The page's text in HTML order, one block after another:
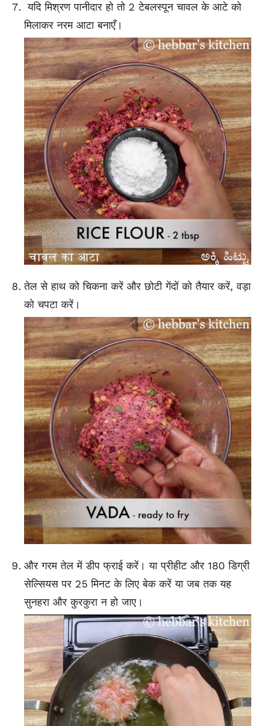
यदि मिश्रण पानीदार हो तो 2 टेबलस्पून चावल के आटे को
मिलाकर नरम आटा बनाएँ।
तेल से हाथ को चिकना करें और छोटी गेंदों को तैयार करें, वड़ा
को चपटा करें।
और गरम तेल में डीप फ्राई करें। या प्रीहीट और 180 डिग्री
सेल्सियस पर 25 मिनट के लिए बेक करें या जब तक यह
सुनहरा और कुरकुरा न हो जाए।